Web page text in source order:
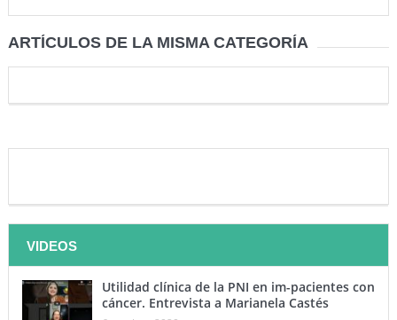
ARTÍCULOS DE LA MISMA CATEGORÍA
VIDEOS
Utilidad clínica de la PNI en im-pacientes con
cáncer. Entrevista a Marianela Castés